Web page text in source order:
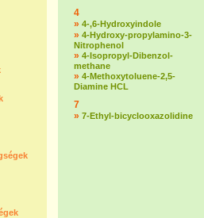
4
» 4-,6-Hydroxyindole
» 4-Hydroxy-propylamino-3-
Nitrophenol
» 4-Isopropyl-Dibenzol-
methane
» 4-Methoxytoluene-2,5-
Diamine HCL
7
» 7-Ethyl-bicyclooxazolidine